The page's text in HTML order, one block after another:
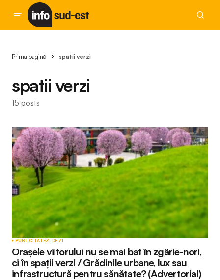
Prima pagină spatii verzi
spatii verzi
15 posts
PUBLICITATEZI DE ZI
Orașele viitorului nu se mai bat în zgârie-nori,
ci în spații verzi / Grădinile urbane, lux sau
infrastructură pentru sănătate? (Advertorial)